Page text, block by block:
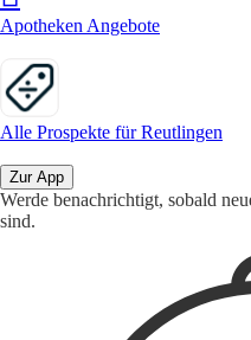
Apotheken Angebote
Alle Prospekte für Reutlingen
Zur App
Werde benachrichtigt, sobald
sind.